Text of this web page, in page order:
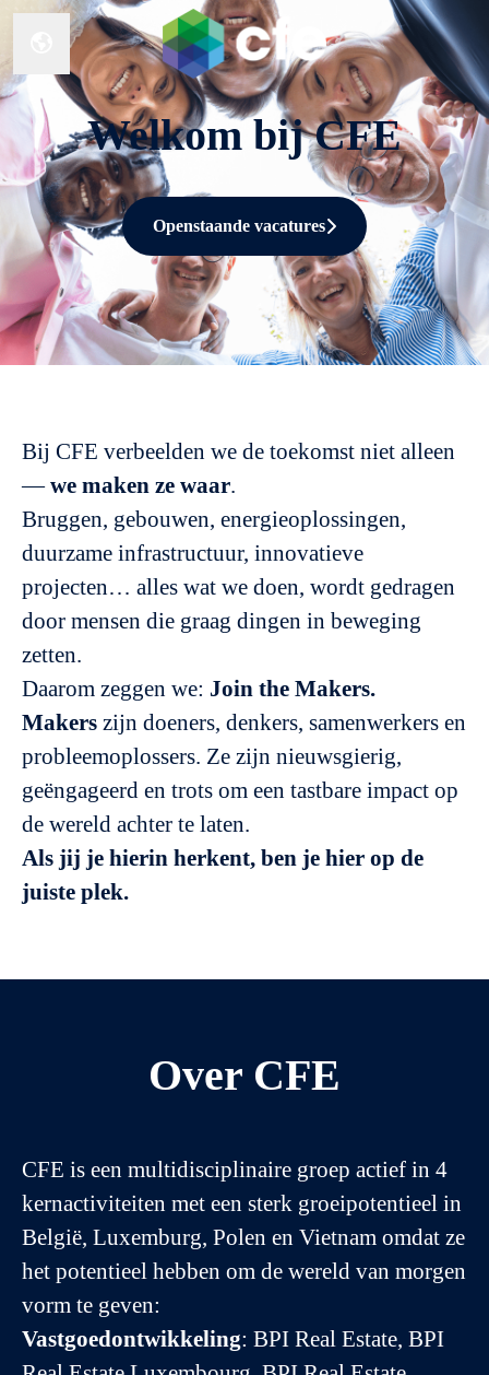
Taal wijzigen
Welkom bij CFE
Openstaande vacatures
Bij CFE verbeelden we de toekomst niet alleen
—we maken ze waar.
Bruggen, gebouwen, energieoplossingen,
duurzame infrastructuur, innovatieve
projecten… alles wat we doen, wordt gedragen
door mensen die graag dingen in beweging
zetten.
Daarom zeggen we: Join the Makers.
Makers zijn doeners, denkers, samenwerkers en
probleemoplossers. Ze zijn nieuwsgierig,
geëngageerd en trots om een tastbare impact op
de wereld achter te laten.
Als jij je hierin herkent, ben je hier op de
juiste plek.
Over CFE
CFE is een multidisciplinaire groep actief in 4
kernactiviteiten met een sterk groeipotentieel in
België, Luxemburg, Polen en Vietnam omdat ze
het potentieel hebben om de wereld van morgen
vorm te geven:
Vastgoedontwikkeling: BPI Real Estate, BPI